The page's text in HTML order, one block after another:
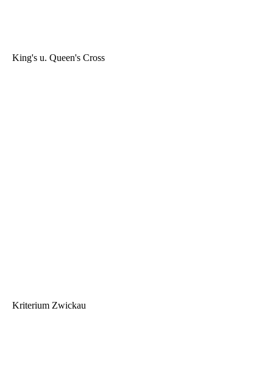
King's u. Queen's Cross
Kriterium Zwickau